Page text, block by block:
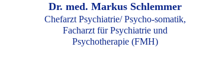
Dr. med. Markus Schlemmer
Chefarzt Psychiatrie/ Psycho-somatik,
Facharzt für Psychiatrie und
Psychotherapie (FMH)